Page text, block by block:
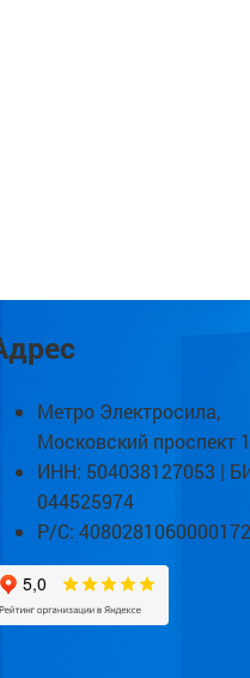
Метро Электросила,
Московский проспект
ИНН: 504038127053 |
044525974
Р/С: